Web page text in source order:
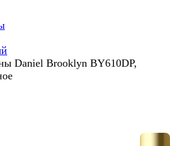
Daniel Brooklyn BY610DP,